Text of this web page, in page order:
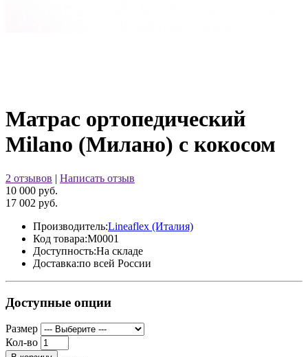
Матрас ортопедический
Milano (Милано) с кокосом
2 отзывов | Написать отзыв
10 000 руб.
17 002 руб.
Производитель:Lineaflex (Италия)
Код товара:M0001
Доступность:На складе
Доставка:по всей России
Доступные опции
Размер
Кол-во